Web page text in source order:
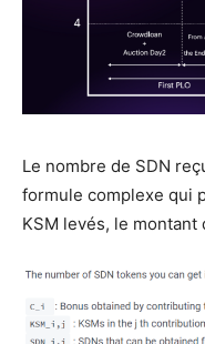
Le nombre de SDN
formule complexe qui
KSM levés, le montant